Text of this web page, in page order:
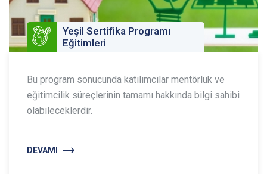
Yeşil Sertifika Programı
Eğitimleri
Bu program sonucunda katılımcılar mentörlük ve
eğitimcilik süreçlerinin tamamı hakkında bilgi sahibi
olabileceklerdir.
DEVAMI